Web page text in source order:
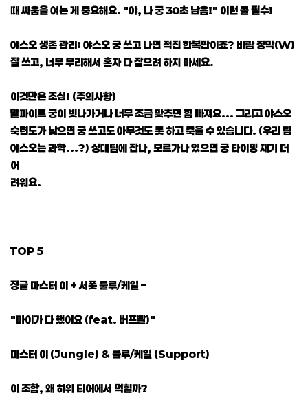
때 싸움을 여는 게 중요해요. "야, 나 궁 30초 남음!" 이런 콜 필수!
야스오 생존 관리: 야스오 궁 쓰고 나면 적진 한복판이죠? 바람 장막(W)
잘 쓰고, 너무 무리해서 혼자 다 잡으려 하지 마세요.
이것만은 조심! (주의사항)
말파이트 궁이 빗나가거나 너무 조금 맞추면 힘 빠져요... 그리고 야스오
숙련도가 낮으면 궁 쓰고도 아무것도 못 하고 죽을 수 있습니다. (우리 팀
야스오는 과학...?) 상대팀에 잔나, 모르가나 있으면 궁 타이밍 재기 더
어
려워요.
TOP 5
정글 마스터 이 + 서폿 룰루/케일 –
"마이가 다 했어요 (feat. 버프빨)"
마스터 이 (Jungle) & 룰루/케일 (Support)
이 조합, 왜 하위 티어에서 먹힐까?